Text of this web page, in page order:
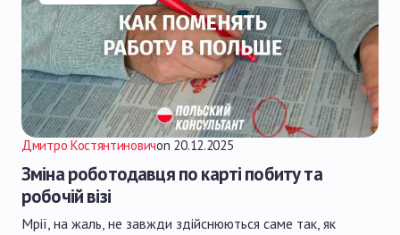
Дмитро Костянтиновичon 20.12.2025
Зміна роботодавця по карті побиту та
робочій візі
Мрії, на жаль, не завжди здійснюються саме так, як